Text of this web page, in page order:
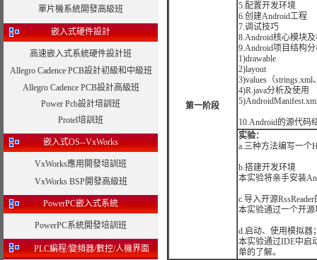
單片機系統開發高級班
嵌入式硬件設計
高速嵌入式系統硬件設計班
Allegro Cadence PCB設計初級和中級班
Allegro Cadence PCB設計高級班
Power Pcb設計培訓班
Protel培訓班
嵌入式OS--VxWorks
VxWorks應用開發培訓班
VxWorks BSP開發高級班
PowerPC嵌入式系統
PowerPC系統開發培訓班
PLC編程/變頻器/數控/人機界面
第一阶段
5.配置开发环境
6.创建Android工程
7.调试技巧
8.Android核心模块
9.Android项目结构分
1)drawable
2)layout
3)values（strings.xml
4)R.java分析及使用
10.Android的源代码
实验：
a.三种方法编写一个
b.搭建开发环境
本实验将亲手安装
c.导入开源
本实验通过一个开
d.启动、使用模拟器
本实验通过IDE中启
单的了解。